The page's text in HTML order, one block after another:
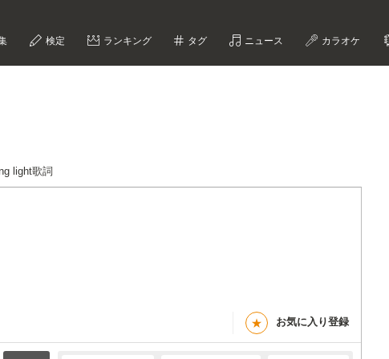
検定 ランキング タグ ニュース カラオケ
light歌詞
★ お気に入り登録